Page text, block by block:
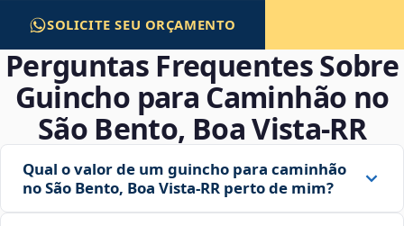
SOLICITE SEU ORÇAMENTO
Perguntas Frequentes Sobre
Guincho para Caminhão no
São Bento, Boa Vista‑RR
Qual o valor de um guincho para caminhão
no São Bento, Boa Vista‑RR perto de mim?